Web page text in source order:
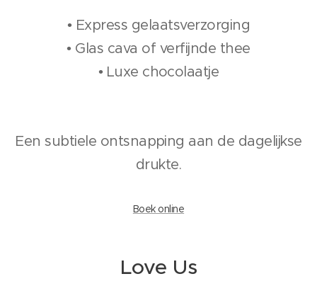
• Express gelaatsverzorging
• Glas cava of verfijnde thee
• Luxe chocolaatje
Een subtiele ontsnapping aan de dagelijkse
drukte.
Boek online
Love Us